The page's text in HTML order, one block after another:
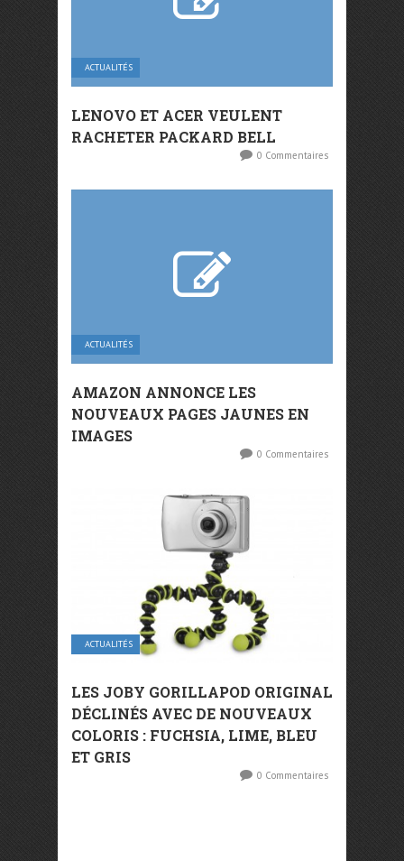
ACTUALITÉS
LENOVO ET ACER VEULENT
RACHETER PACKARD BELL
0 Commentaires
ACTUALITÉS
AMAZON ANNONCE LES
NOUVEAUX PAGES JAUNES EN
IMAGES
0 Commentaires
ACTUALITÉS
LES JOBY GORILLAPOD ORIGINAL
DÉCLINÉS AVEC DE NOUVEAUX
COLORIS : FUCHSIA, LIME, BLEU
ET GRIS
0 Commentaires